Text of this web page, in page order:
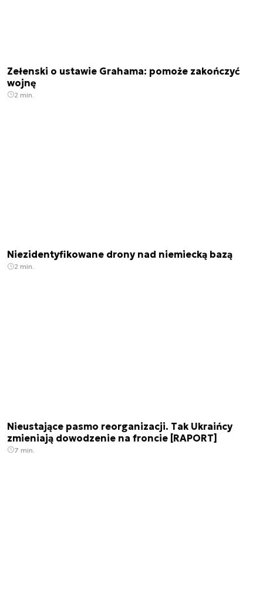
Zełenski o ustawie Grahama: pomoże zakończyć
wojnę
2 min.
Niezidentyfikowane drony nad niemiecką bazą
2 min.
Nieustające pasmo reorganizacji. Tak Ukraińcy
zmieniają dowodzenie na froncie [RAPORT]
7 min.